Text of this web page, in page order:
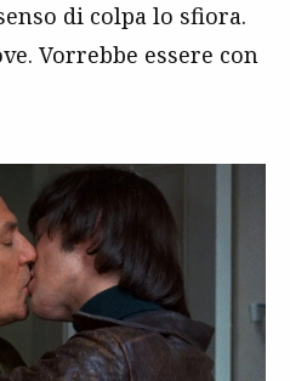
di colpa lo sfiora.
Vorrebbe essere con